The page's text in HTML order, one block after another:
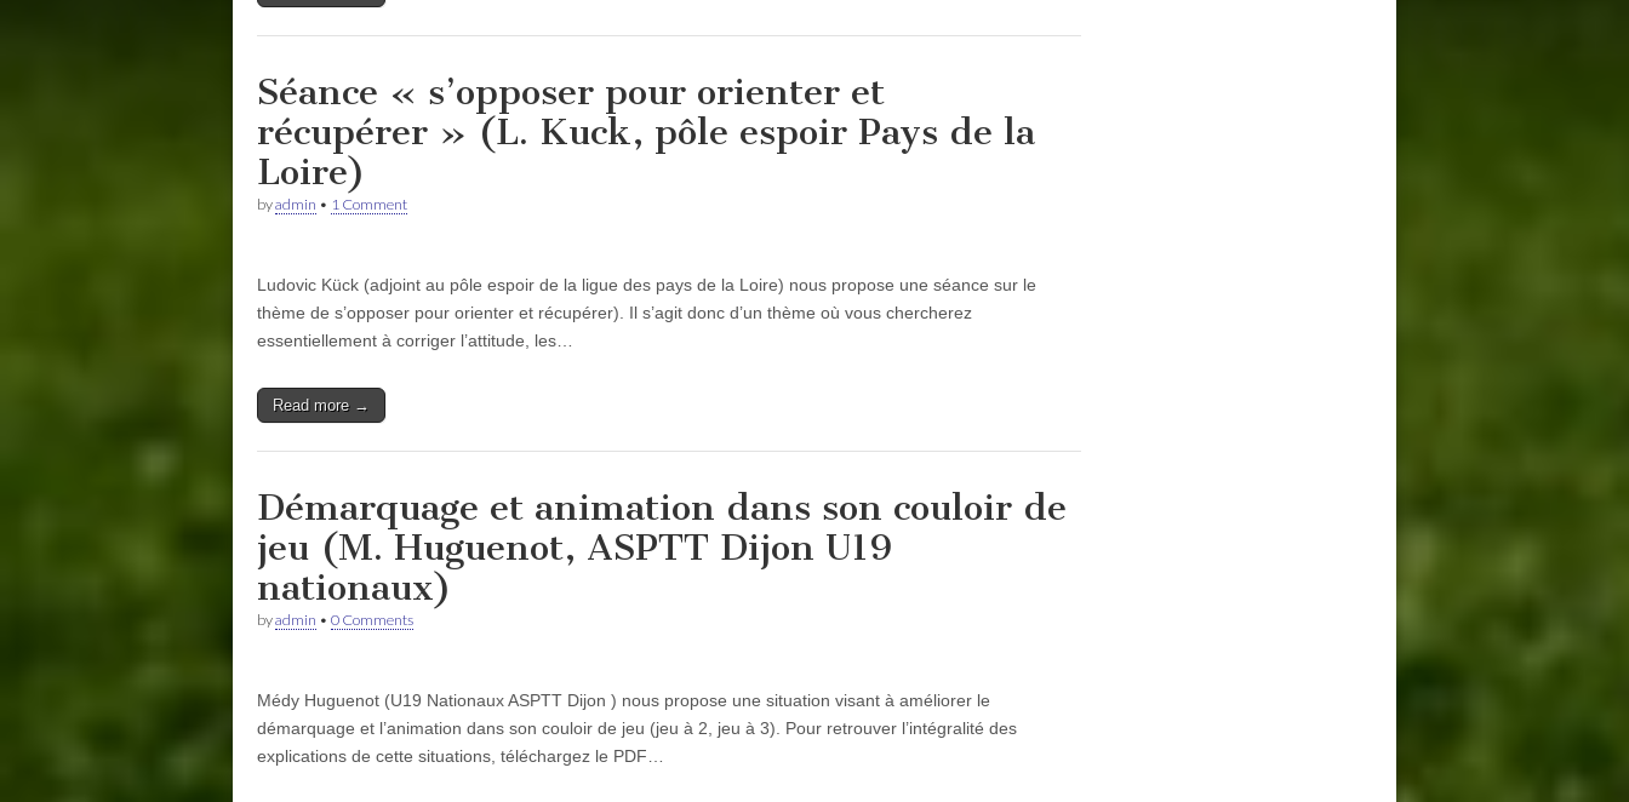
Séance « s’opposer pour orienter et
récupérer » (L. Kuck, pôle espoir Pays de la
Loire)
byadmin • 1 Comment
Ludovic Kück (adjoint au pôle espoir de la ligue des pays de la Loire) nous propose une séance sur le
thème de s’opposer pour orienter et récupérer). Il s’agit donc d’un thème où vous chercherez
essentiellement à corriger l’attitude, les…
Read more →
Démarquage et animation dans son couloir de
jeu (M. Huguenot, ASPTT Dijon U19
nationaux)
byadmin • 0 Comments
Médy Huguenot (U19 Nationaux ASPTT Dijon ) nous propose une situation visant à améliorer le
démarquage et l’animation dans son couloir de jeu (jeu à 2, jeu à 3). Pour retrouver l’intégralité des
explications de cette situations, téléchargez le PDF…